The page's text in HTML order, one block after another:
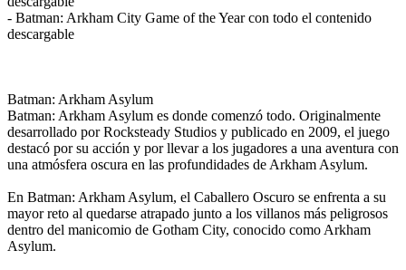
- Batman: Arkham City Game of the Year con todo el contenido
descargable
Batman: Arkham Asylum
Batman: Arkham Asylum es donde comenzó todo. Originalmente
desarrollado por Rocksteady Studios y publicado en 2009, el juego
destacó por su acción y por llevar a los jugadores a una aventura con
una atmósfera oscura en las profundidades de Arkham Asylum.
En Batman: Arkham Asylum, el Caballero Oscuro se enfrenta a su
mayor reto al quedarse atrapado junto a los villanos más peligrosos
dentro del manicomio de Gotham City, conocido como Arkham
Asylum.